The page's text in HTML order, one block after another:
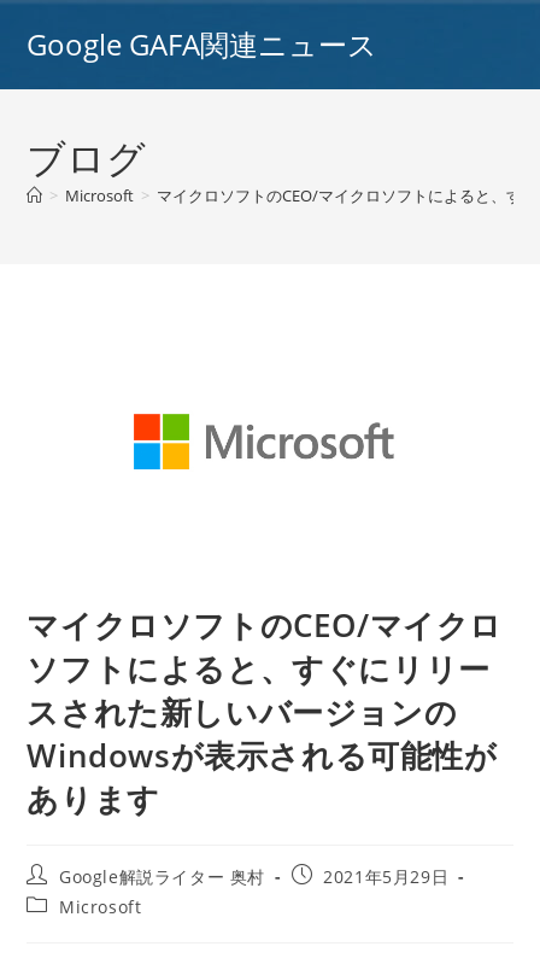
Google GAFA関連ニュース
ブログ
> Microsoft > マイクロソフトのCEO/マイクロソフトによると、す
マイクロソフトのCEO/マイクロ
ソフトによると、すぐにリリー
スされた新しいバージョンの
Windowsが表示される可能性が
あります
投
稿
者:
Google解説ライター 奥村
投
2021年5月29日
投
Microsoft